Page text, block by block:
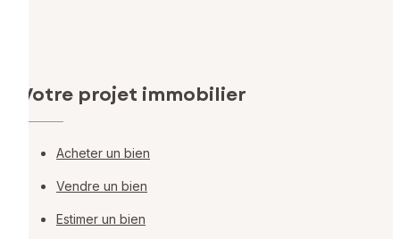
Votre projet immobilier
Acheter un bien
Vendre un bien
Estimer un bien